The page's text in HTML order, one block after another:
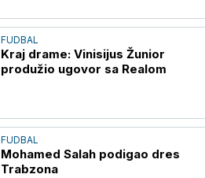
FUDBAL
Kraj drame: Vinisijus Žunior
produžio ugovor sa Realom
FUDBAL
Mohamed Salah podigao dres
Trabzona